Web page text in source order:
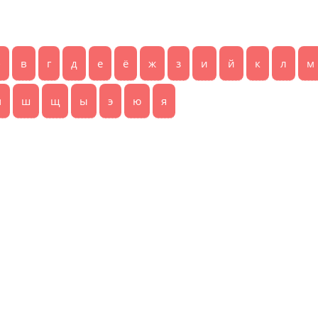
в г д е ё ж з и й к л м
ш щ ы э ю я